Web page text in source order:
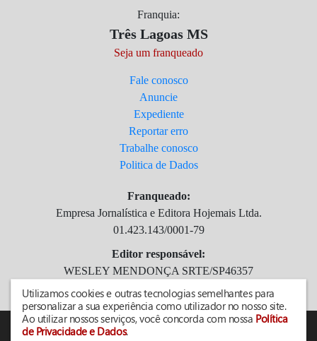
Franquia:
Três Lagoas MS
Seja um franqueado
Fale conosco
Anuncie
Expediente
Reportar erro
Trabalhe conosco
Politica de Dados
Franqueado:
Empresa Jornalística e Editora Hojemais Ltda.
01.423.143/0001-79
Editor responsável:
WESLEY MENDONÇA SRTE/SP46357
atendimento@agitta.com.br
Todos os direitos reservados
Utilizamos cookies e outras tecnologias semelhantes para
personalizar a sua experiência como utilizador no nosso site.
Ao utilizar nossos serviços, você concorda com nossa Política
de Privacidade e Dados.